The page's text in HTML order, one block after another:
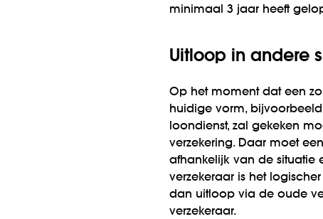
minimaal 3 jaar heeft
Uitloop in andere
Op het moment dat een
huidige vorm,
loondienst, zal gekeken
verzekering. Daar moet
afhankelijk van de situatie
verzekeraar is het
dan uitloop via de oude
verzekeraar.